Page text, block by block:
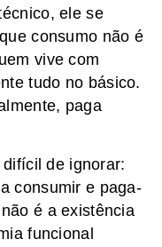
ele se
consumo não é
vive com
tudo no básico.
paga
de ignorar:
consumir e paga-
é a existência
funcional